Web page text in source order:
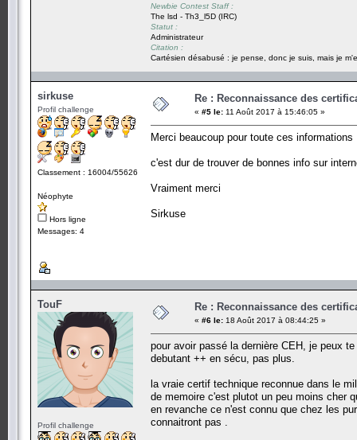
Newbie Contest Staff :
The lsd - Th3_l5D (IRC)
Statut :
Administrateur
Citation :
Cartésien désabusé : je pense, donc je suis, mais je
sirkuse
Profil challenge
Classement : 16004/55626
Néophyte
Hors ligne
Messages: 4
Re : Reconnaissance des
« #5 le: 11 Août 2017 à 15:46:05 »
Merci beaucoup pour toute ces informations
c'est dur de trouver de bonnes info sur
Vraiment merci
Sirkuse
TouF
Profil challenge
Re : Reconnaissance des
« #6 le: 18 Août 2017 à 08:44:25 »
pour avoir passé la dernière CEH, je peux
debutant ++ en sécu, pas plus.
la vraie certif technique reconnue dans le
de memoire c'est plutot un peu moins cher
en revanche ce n'est connu que chez les
connaitront pas .